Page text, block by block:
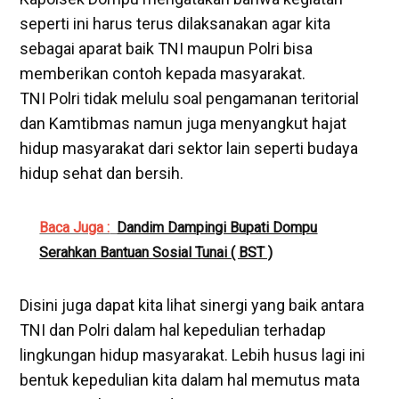
seperti ini harus terus dilaksanakan agar kita
sebagai aparat baik TNI maupun Polri bisa
memberikan contoh kepada masyarakat.
TNI Polri tidak melulu soal pengamanan teritorial
dan Kamtibmas namun juga menyangkut hajat
hidup masyarakat dari sektor lain seperti budaya
hidup sehat dan bersih.
Baca Juga : Dandim Dampingi Bupati Dompu
Serahkan Bantuan Sosial Tunai ( BST )
Disini juga dapat kita lihat sinergi yang baik antara
TNI dan Polri dalam hal kepedulian terhadap
lingkungan hidup masyarakat. Lebih husus lagi ini
bentuk kepedulian kita dalam hal memutus mata